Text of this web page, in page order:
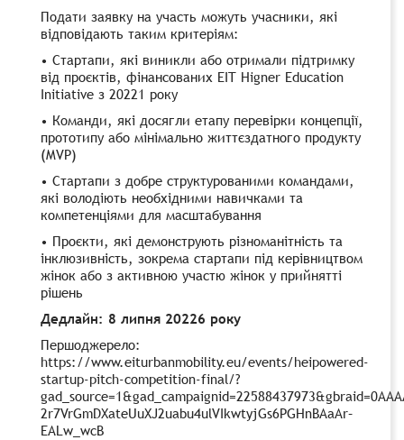
Подати заявку на участь можуть учасники, які
відповідають таким критеріям:
• Стартапи, які виникли або отримали підтримку
від проєктів, фінансованих EIT Higner Education
Initiative з 20221 року
• Команди, які досягли етапу перевірки концепції,
прототипу або мінімально життєздатного продукту
(MVP)
• Стартапи з добре структурованими командами,
які володіють необхідними навичками та
компетенціями для масштабування
• Проєкти, які демонструють різноманітність та
інклюзивність, зокрема стартапи під керівництвом
жінок або з активною участю жінок у прийнятті
рішень
Дедлайн: 8 липня 20226 року
Першоджерело:
https://www.eiturbanmobility.eu/events/heipowered-
startup-pitch-competition-final/?
2r7VrGmDXateUuXJ2uabu4ulVIkwtyjGs6PGHnBAaAr–
EALw_wcB